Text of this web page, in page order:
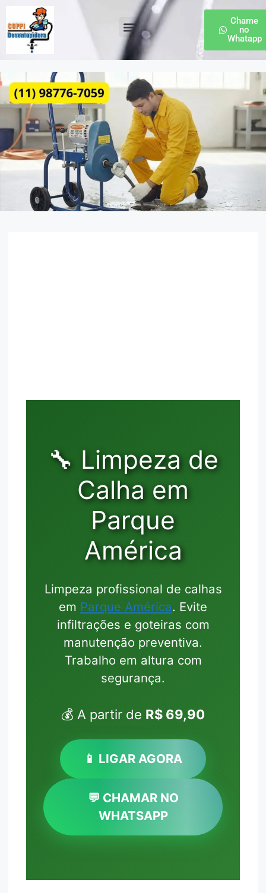
Chame
no
Whatapp
🔧 Limpeza de
Calha em
Parque
América
Limpeza profissional de calhas
em Parque América. Evite
infiltrações e goteiras com
manutenção preventiva.
Trabalho em altura com
segurança.
💰 A partir de R$ 69,90
📱 LIGAR AGORA
💬 CHAMAR NO
WHATSAPP